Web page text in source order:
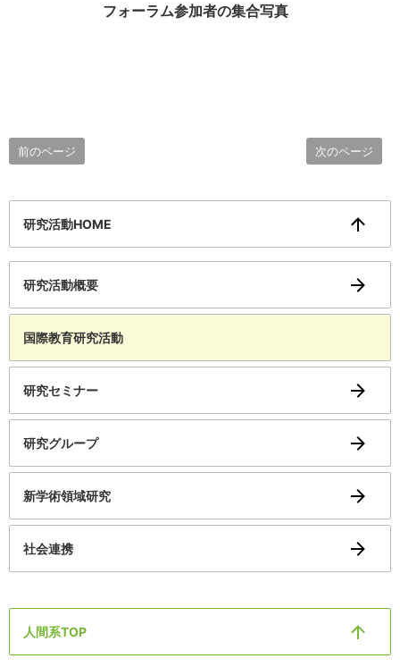
フォーラム参加者の集合写真
前のページ 次のページ
研究活動HOME
研究活動概要
国際教育研究活動
研究セミナー
研究グループ
新学術領域研究
社会連携
人間系TOP